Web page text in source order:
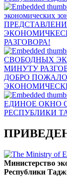
РАЗГОВОРА!
ДОБРО
Министерство
Республики